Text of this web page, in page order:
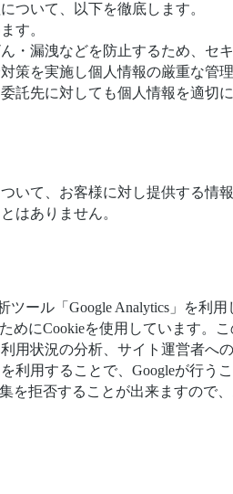
ついて、以下を徹底します。
す。
漏洩などを防止するため、セ
策を実施し個人情報の厳重な管理
先に対しても個人情報を適切に
いて、お客様に対し提供する情
はありません。
ール「Google Analytics」を利用
めにCookieを使用しています。
用状況の分析、サイト運営者へ
利用することで、Googleが行う
を拒否することが出来ますので